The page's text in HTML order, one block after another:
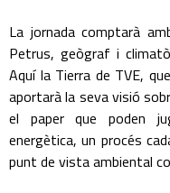
La jornada comptarà
Petrus, geògraf i
Aquí la Tierra de TVE,
aportarà la seva visió
el paper que poden
energètica, un procés
punt de vista ambiental